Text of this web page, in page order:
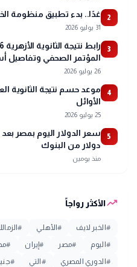
2 غدًا.. بدء تطبيق منظومة
31 يوليو 2026
3
المؤتمر الصحفي وتفاصيل
26 يوليو 2026
4
الأوائل
25 يوليو 2026
5
دولار من البنوك
منذ يومين
trending_upالأكثر رواجاً
#الخبر لايف #الأهلي #
#اليوم #مصر #إيران #
#الدوري المصري #التي #